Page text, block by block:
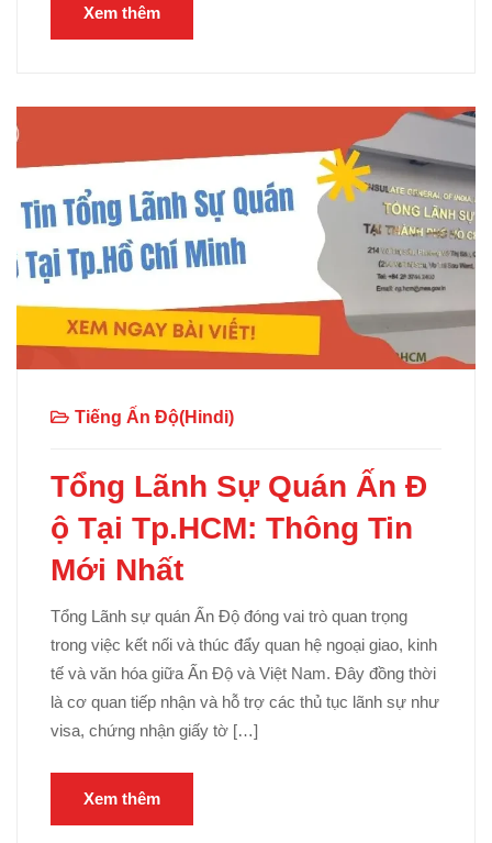
Xem thêm
Tiếng Ấn Độ(Hindi)
Tổng Lãnh Sự Quán Ấn Đ
ộ Tại Tp.HCM: Thông Tin
Mới Nhất
Tổng Lãnh sự quán Ấn Độ đóng vai trò quan trọng
trong việc kết nối và thúc đẩy quan hệ ngoại giao, kinh
tế và văn hóa giữa Ấn Độ và Việt Nam. Đây đồng thời
là cơ quan tiếp nhận và hỗ trợ các thủ tục lãnh sự như
visa, chứng nhận giấy tờ […]
Xem thêm